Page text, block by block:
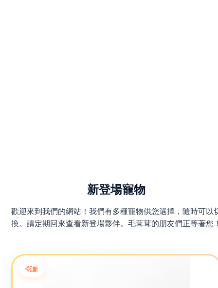
新登場寵物
歡迎來到我們的網站！我們有多種寵物供您選擇，隨時可以
換。請定期回來查看新登場夥伴。毛茸茸的朋友們正等著您
新